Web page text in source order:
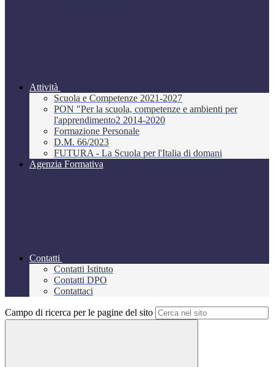
Attività
Scuola e Competenze 2021-2027
PON "Per la scuola, competenze e ambienti per
l'apprendimento2 2014-2020
Formazione Personale
D.M. 66/2023
FUTURA - La Scuola per l'Italia di domani
Agenzia Formativa
Contatti
Contatti Istituto
Contatti DPO
Contattaci
Campo di ricerca per le pagine del sito